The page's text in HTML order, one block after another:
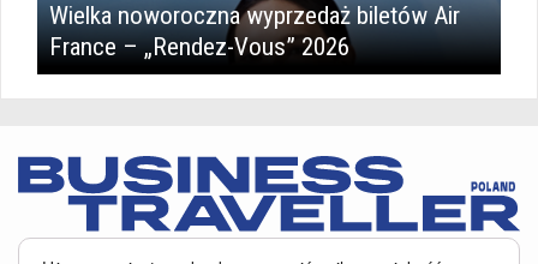
Wielka noworoczna wyprzedaż biletów Air
France – „Rendez-Vous” 2026